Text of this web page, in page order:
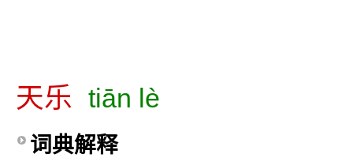
天乐 tiān lè
词典解释